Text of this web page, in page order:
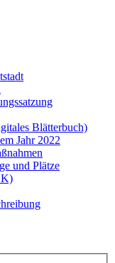
Blätterbuch)
Jahr 2022
und Plätze